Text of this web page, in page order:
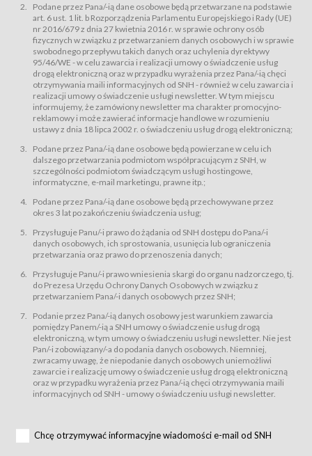
Sklep – sklep internetowy prowadzony przez Usługodawcę w Serwisie;
Regulamin – niniejszy regulamin.
§ 2
Postanowienia ogólne
Regulamin określa zasady:
świadczenia Usługobiorcom Usług przez Usługodawcę, z
zastrzeżeniem usług, o których mowa w ust. 2 pkt. 4 i 5 poniżej, których
zasady świadczenia precyzują odrębne regulaminy,
przetwarzania przez Usługodawcę danych osobowych Usługobiorców
będących osobami fizycznymi.
świadczy Usługi drogą elektroniczną w rozumieniu ustawy z dnia 18 lipca
2002 r. o świadczeniu usług drogą elektroniczną (Dz.U. z 2002 r., Nr 144, poz.
1204, z późń. zm.). Usługi świadczone są nieodpłatnie.
usługę przeglądania i odczytywania przez Usługobiorców materiałów
zamieszczanych w Serwisie,
usługę utrzymywania konta użytkownika w Serwisie,
usługę newsletter,
usługę zawierania na odległość umów nabycia Karnetów i Biletów,
usługę zawierania na odległość umów sprzedaży w Sklepie.
dnia 18 lipca 2002 r. o świadczeniu usług drogą elektroniczną (Dz.U. z 2002
r., Nr 144, poz. 1204, z późń. zm.). Usługi świadczone są nieodpłatnie.
Na zasadach określonych w Regulaminie dostęp do Serwisu jest otwarty dla
Usługobiorca przed rozpoczęciem korzystania z Serwisu jest zobowiązany
zapoznać się z Regulaminem. Założenie konta w Serwisie oraz zamówienie
usługi newsletter za pośrednictwem przeznaczonego do tego formularza
zamieszczonego na stronach Serwisu dostępnych dla wszystkich
Usługobiorców wymaga akceptacji postanowień Regulaminu.
Usługobiorca zobowiązany jest do przestrzegania postanowień Regulaminu
od chwili rozpoczęcia korzystania z Serwisu.
Regulamin jest udostępniony Usługobiorcom nieodpłatnie za
Warunki techniczne korzystania z Usług
Podane przez Pana/-ią dane osobowe będą przetwarzane na podstawie
art. 6 ust. 1 lit. b Rozporządzenia Parlamentu Europejskiego i Rady (UE)
nr 2016/679 z dnia 27 kwietnia 2016 r. w sprawie ochrony osób
fizycznych w związku z przetwarzaniem danych osobowych i w sprawie
swobodnego przepływu takich danych oraz uchylenia dyrektywy
95/46/WE - w celu zawarcia i realizacji umowy o świadczenie usług
drogą elektroniczną oraz w przypadku wyrażenia przez Pana/-ią chęci
otrzymywania maili informacyjnych od SNH - również w celu zawarcia i
realizacji umowy o świadczenie usługi newsletter. W tym miejscu
informujemy, że zamówiony newsletter ma charakter promocyjno-
reklamowy i może zawierać informacje handlowe w rozumieniu
ustawy z dnia 18 lipca 2002 r. o świadczeniu usług drogą elektroniczną;
Podane przez Pana/-ią dane osobowe będą powierzane w celu ich
dalszego przetwarzania podmiotom współpracującym z SNH, w
szczególności podmiotom świadczącym usługi hostingowe,
informatyczne, e-mail marketingu, prawne itp.;
Podane przez Pana/-ią dane osobowe będą przechowywane przez
okres 3 lat po zakończeniu świadczenia usług;
Przysługuje Panu/-i prawo do żądania od SNH dostępu do Pana/-i
danych osobowych, ich sprostowania, usunięcia lub ograniczenia
przetwarzania oraz prawo do przenoszenia danych;
Przysługuje Panu/-i prawo wniesienia skargi do organu nadzorczego, tj.
do Prezesa Urzędu Ochrony Danych Osobowych w związku z
przetwarzaniem Pana/-i danych osobowych przez SNH;
Podanie przez Pana/-ią danych osobowy jest warunkiem zawarcia
pomiędzy Panem/-ią a SNH umowy o świadczenie usług drogą
elektroniczną, w tym umowy o świadczeniu usługi newsletter. Nie jest
Pan/-i zobowiązany/-a do podania danych osobowych. Niemniej,
zwracamy uwagę, że niepodanie danych osobowych uniemożliwi
zawarcie i realizację umowy o świadczenie usług drogą elektroniczną
oraz w przypadku wyrażenia przez Pana/-ią chęci otrzymywania maili
informacyjnych od SNH - umowy o świadczeniu usługi newsletter.
Chcę otrzymywać informacyjne wiadomości e-mail od SNH